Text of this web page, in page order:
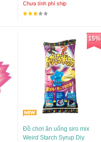
Chưa tính phí ship
15%
Đồ chơi ăn uống siro mix
Weird Starch Syrup Diy